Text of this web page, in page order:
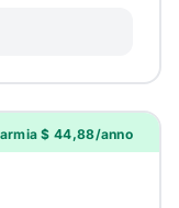
$ 44,88/anno